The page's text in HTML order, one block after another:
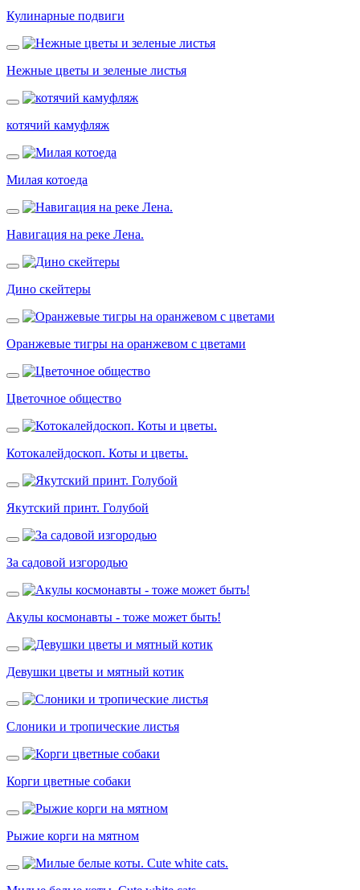
Кулинарные подвиги
Нежные цветы и зеленые листья
котячий камуфляж
Милая котоеда
Навигация на реке Лена.
Дино скейтеры
Оранжевые тигры на оранжевом с цветами
Цветочное общество
Котокалейдоскоп. Коты и цветы.
Якутский принт. Голубой
За садовой изгородью
Акулы космонавты - тоже может быть!
Девушки цветы и мятный котик
Слоники и тропические листья
Корги цветные собаки
Рыжие корги на мятном